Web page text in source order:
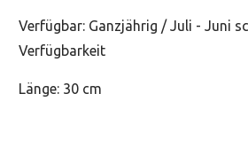
Verfügbar: Ganzjährig / Juli - Juni
Verfügbarkeit
Länge: 30 cm